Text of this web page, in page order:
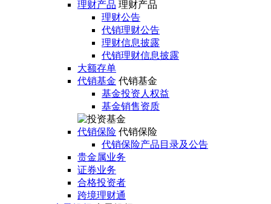
理财产品 理财产品
理财公告
代销理财公告
理财信息披露
代销理财信息披露
大额存单
代销基金 代销基金
基金投资人权益
基金销售资质
代销保险 代销保险
代销保险产品目录及公告
贵金属业务
证券业务
合格投资者
跨境理财通